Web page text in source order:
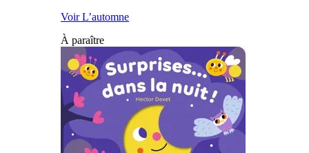
Voir L’automne
À paraître